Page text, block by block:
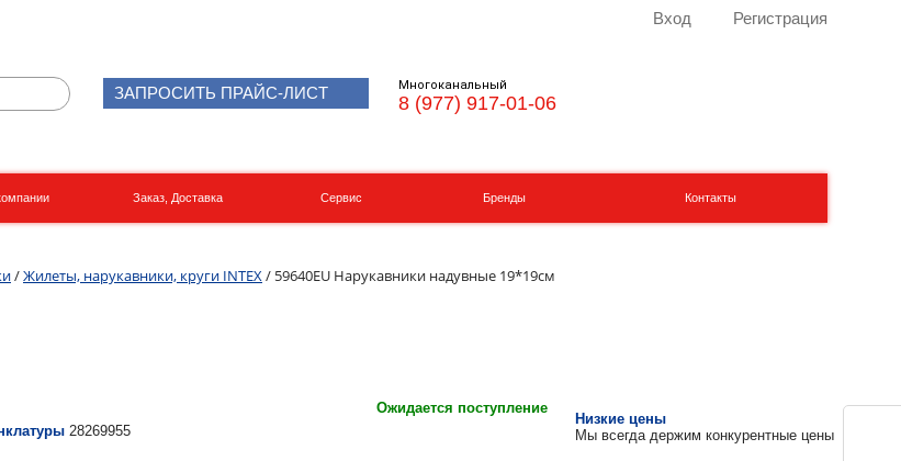
Вход Регистрация
ЗАПРОСИТЬ ПРАЙС-ЛИСТ Многоканальный
8 (977) 917-01-06
Заказ, Доставка Сервис Бренды Контакты
/Жилеты, нарукавники, круги INTEX / 59640EU Нарукавники надувные 19*19см
Ожидается поступление
28269955
Низкие цены
Мы всегда держим конкурентные цены